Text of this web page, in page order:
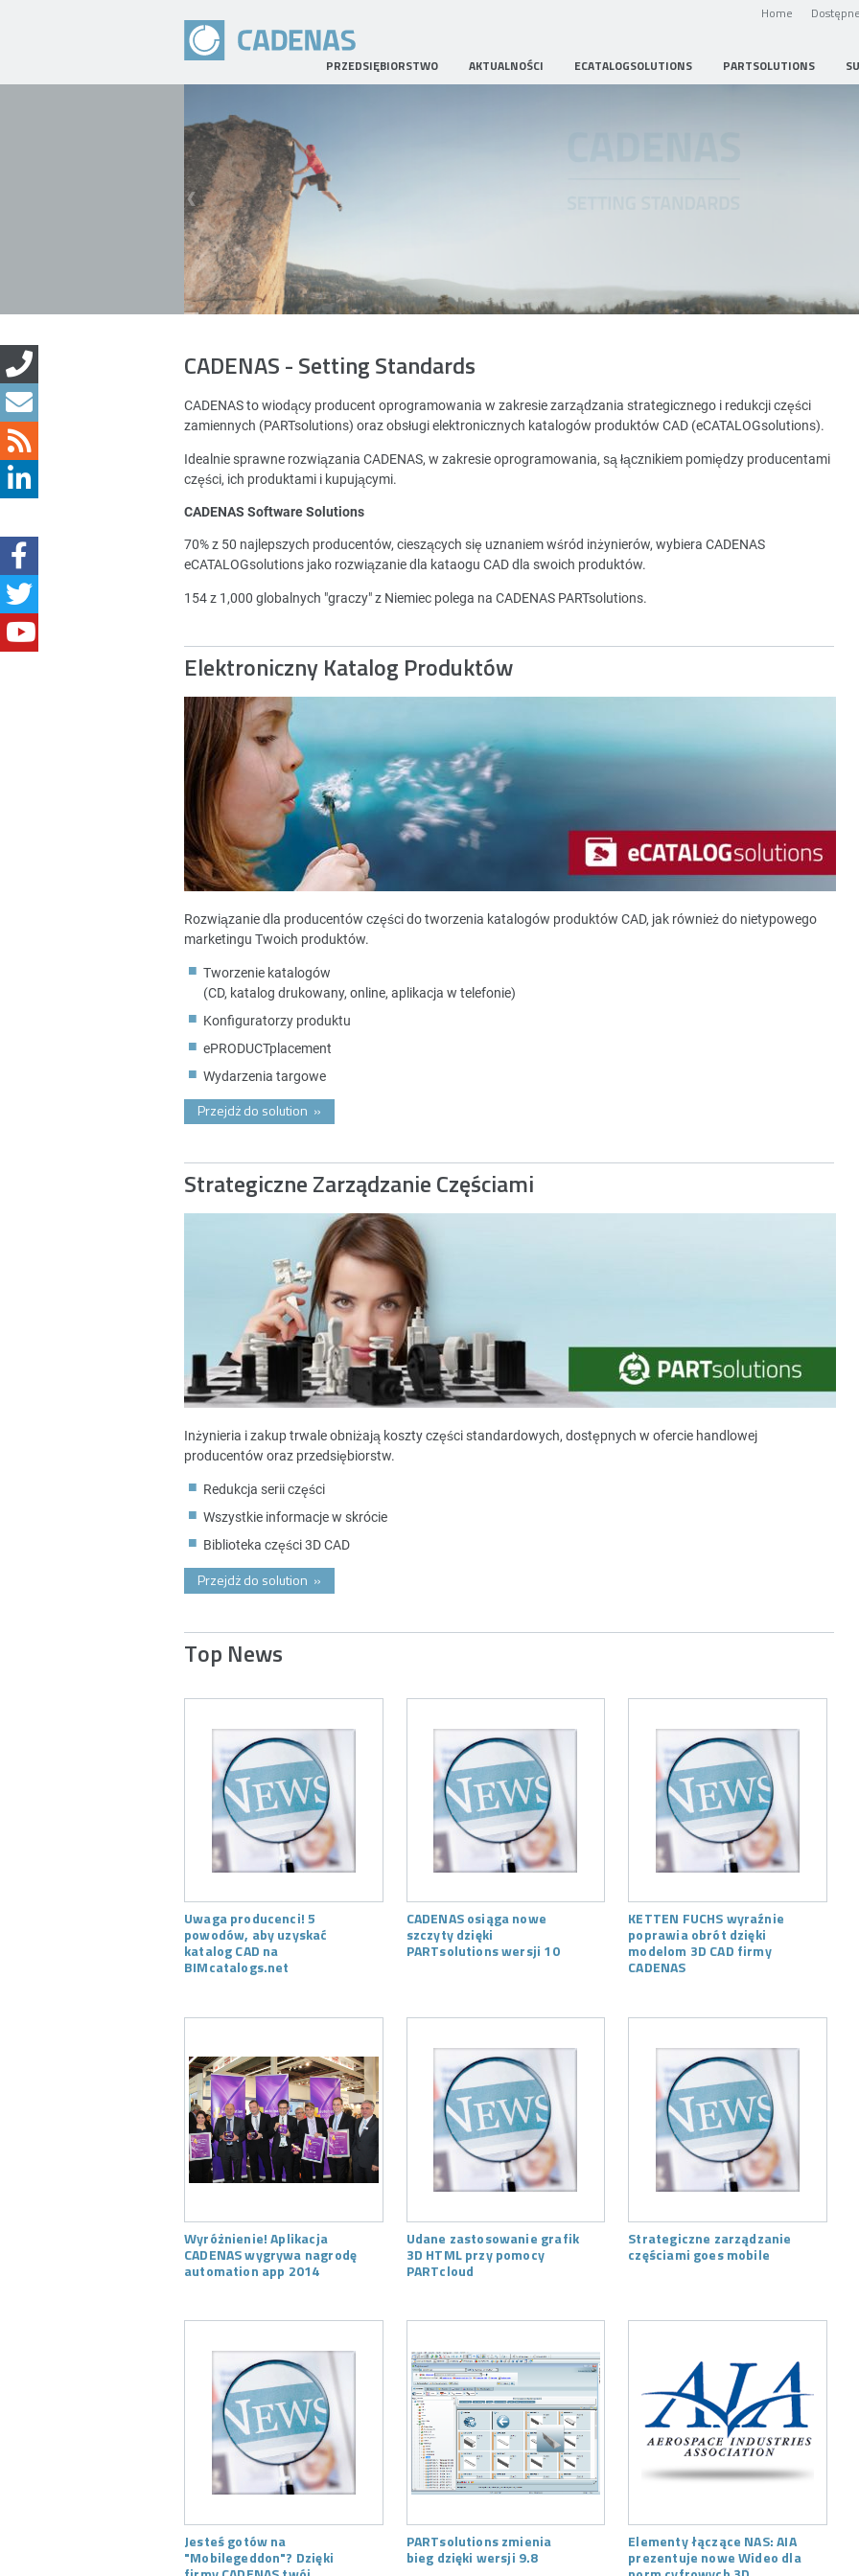
Home
PRZEDSIĘBIORSTWO AKTUALNOŚCI ECATALOGSOLUTIONS PARTSOLUTIONS
CADENAS - Setting Standards
CADENAS to wiodący producent oprogramowania w zakresie zarządzania strategicznego i redukcji części
zamiennych (PARTsolutions) oraz obsługi elektronicznych katalogów produktów CAD (eCATALOGsolutions).
Idealnie sprawne rozwiązania CADENAS, w zakresie oprogramowania, są łącznikiem pomiędzy producentami
części, ich produktami i kupującymi.
CADENAS Software Solutions
70% z 50 najlepszych producentów, cieszących się uznaniem wśród inżynierów, wybiera CADENAS
eCATALOGsolutions jako rozwiązanie dla kataogu CAD dla swoich produktów.
154 z 1,000 globalnych "graczy" z Niemiec polega na CADENAS PARTsolutions.
Elektroniczny Katalog Produktów
Rozwiązanie dla producentów części do tworzenia katalogów produktów CAD, jak również do nietypowego
marketingu Twoich produktów.
Tworzenie katalogów
(CD, katalog drukowany, online, aplikacja w telefonie)
Konfiguratorzy produktu
ePRODUCTplacement
Wydarzenia targowe
Przejdż do solution »
Strategiczne Zarządzanie Częściami
Inżynieria i zakup trwale obniżają koszty części standardowych, dostępnych w ofercie handlowej
producentów oraz przedsiębiorstw.
Redukcja serii części
Wszystkie informacje w skrócie
Biblioteka części 3D CAD
Przejdż do solution »
Top News
Uwaga producenci! 5
powodów, aby uzyskać
katalog CAD na
BIMcatalogs.net
CADENAS osiąga nowe
szczyty dzięki
PARTsolutions wersji 10
KETTEN FUCHS wyraźnie
poprawia obrót dzięki
modelom 3D CAD firmy
CADENAS
Wyróżnienie! Aplikacja
CADENAS wygrywa nagrodę
automation app 2014
Udane zastosowanie grafik
3D HTML przy pomocy
PARTcloud
Strategiczne zarządzanie
częściami goes mobile
Jesteś gotów na
"Mobilegeddon"? Dzięki
PARTsolutions zmienia
bieg dzięki wersji 9.8
Elementy łączące NAS: AIA
prezentuje nowe Wideo dla